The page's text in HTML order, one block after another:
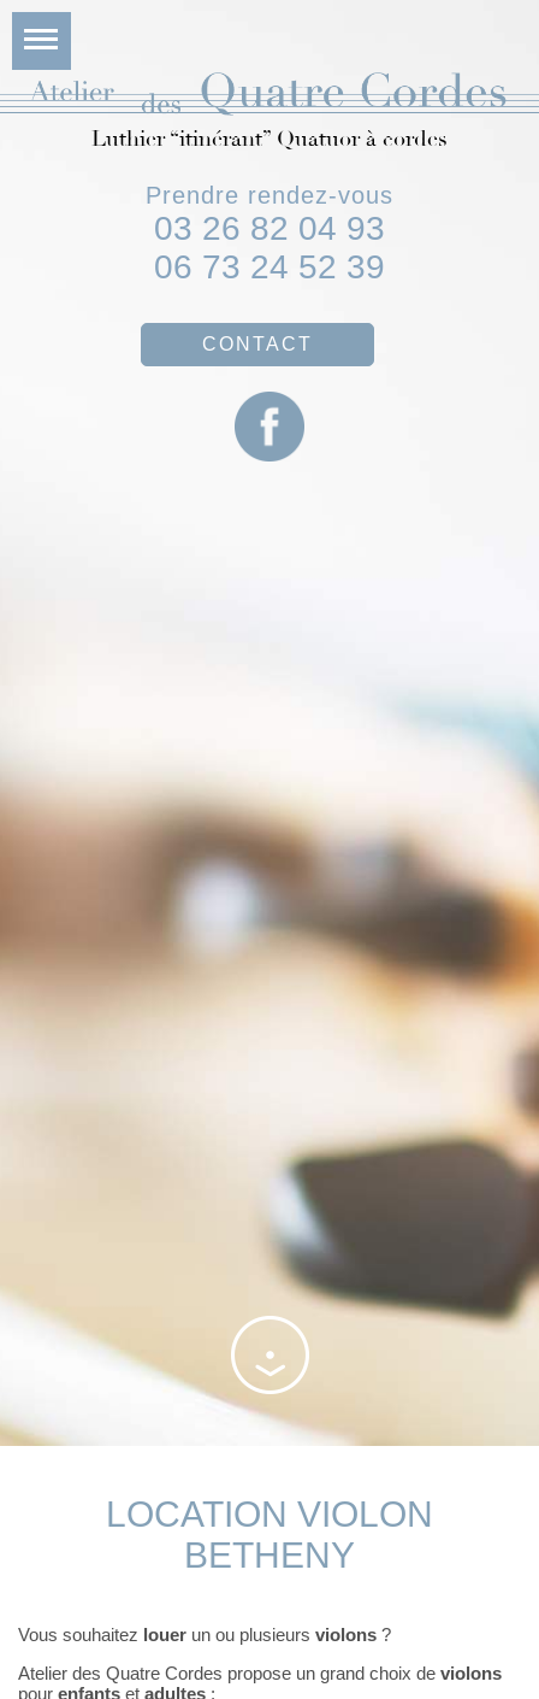
Luthier “itinérant” Quatuor à cordes
Prendre rendez-vous
03 26 82 04 93
06 73 24 52 39
CONTACT
LOCATION VIOLON
BETHENY
Vous souhaitez louer un ou plusieurs violons ?
Atelier des Quatre Cordes propose un grand choix de violons
pour enfants et adultes :